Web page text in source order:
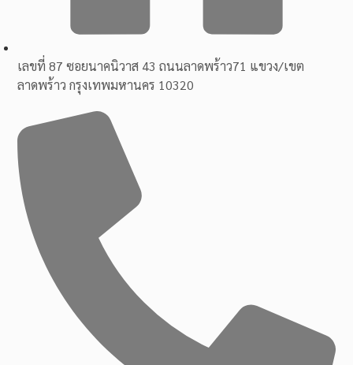
เลขที่ 87 ซอยนาคนิวาส 43 ถนนลาดพร้าว71 แขวง/เขต
ลาดพร้าว กรุงเทพมหานคร 10320